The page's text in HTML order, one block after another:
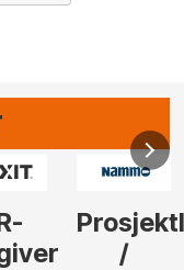
Anlegg
søker